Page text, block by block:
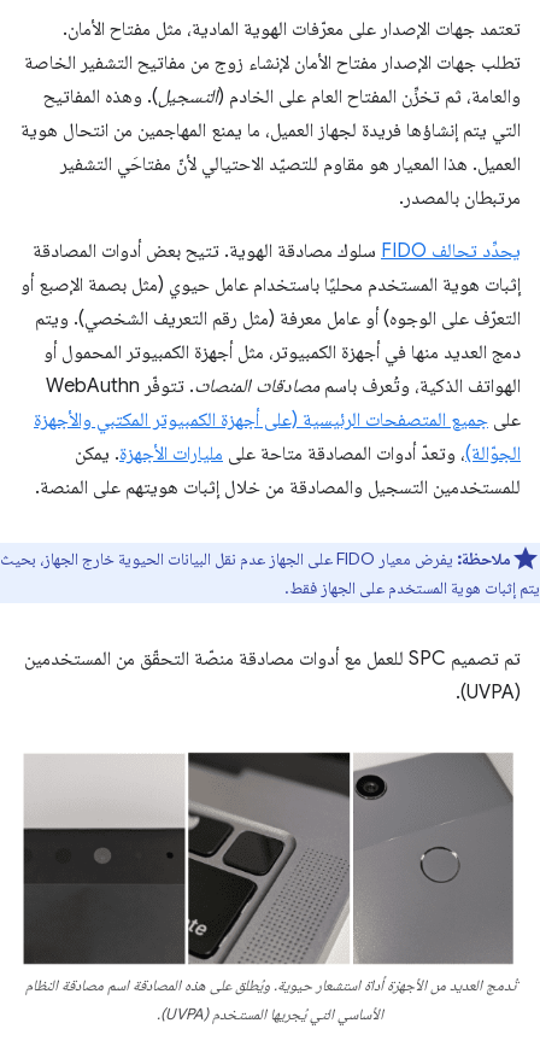
تعتمد جهات الإصدار على معرّفات الهوية المادية، مثل مفتاح الأمان.
تطلب جهات الإصدار مفتاح الأمان لإنشاء زوج من مفاتيح التشفير الخاصة
والعامة، ثم تخزِّن المفتاح العام على الخادم (التسجيل). وهذه المفاتيح
التي يتم إنشاؤها فريدة لجهاز العميل، ما يمنع المهاجمين من انتحال هوية
العميل. هذا المعيار هو مقاوم للتصيّد الاحتيالي لأنّ مفتاحَي التشفير
مرتبطان بالمصدر.
يحدِّد تحالف FIDO
سلوك مصادقة الهوية. تتيح بعض أدوات المصادقة
إثبات هوية المستخدم محليًا باستخدام عامل حيوي (مثل بصمة الإصبع أو
التعرّف على الوجوه) أو عامل معرفة (مثل رقم التعريف الشخصي). ويتم
دمج العديد منها في أجهزة الكمبيوتر، مثل أجهزة الكمبيوتر المحمول أو
الهواتف الذكية، وتُعرف باسم مصادقات المنصات
. تتوفّر WebAuthn
على جميع المتصفحات الرئيسية (على أجهزة الكمبيوتر المكتبي والأجهزة
الجوّالة)، وتعدّ أدوات المصادقة متاحة على مليارات الأجهزة. يمكن
للمستخدمين التسجيل والمصادقة من خلال إثبات هويتهم على المنصة.
ملاحظة:
يفرض معيار FIDO على الجهاز عدم نقل البيانات الحيوية خارج الجهاز، بحيث
يتم إثبات هوية المستخدم على الجهاز فقط.
تم تصميم SPC للعمل مع أدوات مصادقة منصّة التحقّق من المستخدمين
(UVPA).
تُدمج العديد من الأجهزة أداة استشعار حيوية. ويُطلق على هذه المصادقة اسم مصادقة النظام
الأساسي التي يُجريها المستخدم (UVPA).